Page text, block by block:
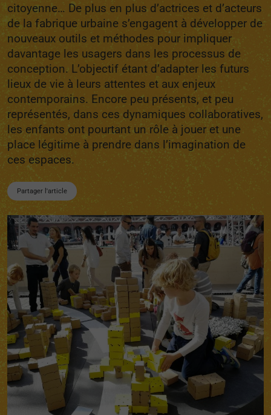
citoyenne… De plus en plus d’actrices et d’acteurs
de la fabrique urbaine s’engagent à développer de
nouveaux outils et méthodes pour impliquer
davantage les usagers dans les processus de
conception. L’objectif étant d’adapter les futurs
lieux de vie à leurs attentes et aux enjeux
contemporains. Encore peu présents, et peu
représentés, dans ces dynamiques collaboratives,
les enfants ont pourtant un rôle à jouer et une
place légitime à prendre dans l’imagination de
ces espaces.
Partager l'article